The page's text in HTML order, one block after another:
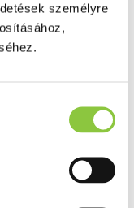
személyre